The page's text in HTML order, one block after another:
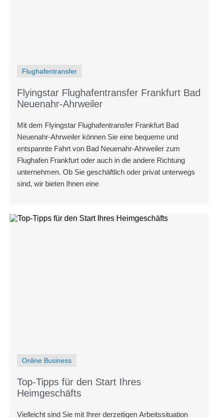
Flughafentransfer
Flyingstar Flughafentransfer Frankfurt Bad
Neuenahr-Ahrweiler
Mit dem Flyingstar Flughafentransfer Frankfurt Bad
Neuenahr-Ahrweiler können Sie eine bequeme und
entspannte Fahrt von Bad Neuenahr-Ahrweiler zum
Flughafen Frankfurt oder auch in die andere Richtung
unternehmen. Ob Sie geschäftlich oder privat unterwegs
sind, wir bieten Ihnen eine
Online Business
Top-Tipps für den Start Ihres
Heimgeschäfts
Vielleicht sind Sie mit Ihrer derzeitigen Arbeitssituation